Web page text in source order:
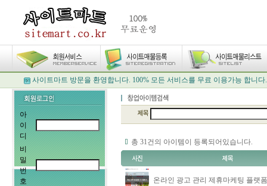
사이트마트 방문을 환영합니다. 100% 모든 서비스를 무료 이용가능 합니다.
아
이
디
비
밀
번
호
총 31건의 아이템이 등록되어있습니다.
온라인 광고 관리 제휴마케팅 플랫폼